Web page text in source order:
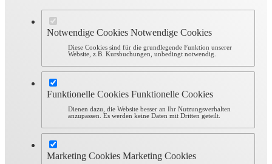
Notwendige Cookies Notwendige Cookies
Diese Cookies sind für die grundlegende Funktion unserer
Website, z.B. Kursbuchungen, unbedingt notwendig.
Funktionelle Cookies Funktionelle Cookies
Dienen dazu, die Website besser an Ihr Nutzungsverhalten
anzupassen. Es werden keine Daten mit Dritten geteilt.
Marketing Cookies Marketing Cookies